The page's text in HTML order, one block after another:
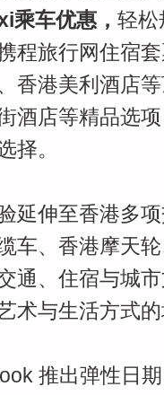
乘车优惠， 轻松
程旅行网住宿
香港美利酒店
酒店等精品选
择。
延伸至香港多
车、香港摩天
通、住宿与城
术与生活方式
推出弹性日